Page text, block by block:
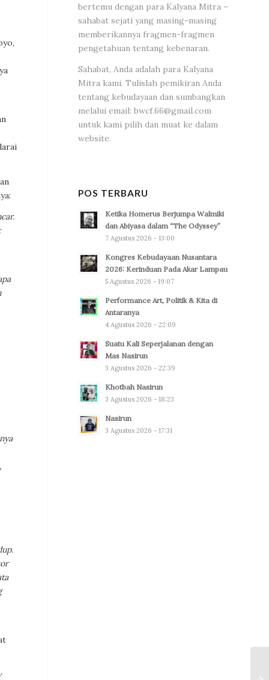
bertemu dengan para Kalyana Mitra –
sahabat sejati yang masing-masing
memberikannya fragmen-fragmen
pengetahuan tentang kebenaran.
Sahabat, Anda adalah para Kalyana
Mitra kami. Tulislah pemikiran Anda
tentang kebudayaan dan sumbangkan
melalui email: bwcf.66@gmail.com
untuk kami pilih dan muat ke dalam
website.
POS TERBARU
Ketika Homerus Berjumpa Walmiki
dan Abiyasa dalam “The Odyssey”
7 Agustus 2026 - 13:00
Kongres Kebudayaan Nusantara
2026: Kerinduan Pada Akar Lampau
5 Agustus 2026 - 19:07
Performance Art, Politik & Kita di
Antaranya
4 Agustus 2026 - 22:09
Suatu Kali Seperjalanan dengan
Mas Nasirun
3 Agustus 2026 - 22:39
Khotbah Nasirun
3 Agustus 2026 - 18:23
Nasirun
3 Agustus 2026 - 17:31